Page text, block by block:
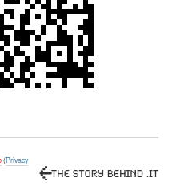
(Privacy